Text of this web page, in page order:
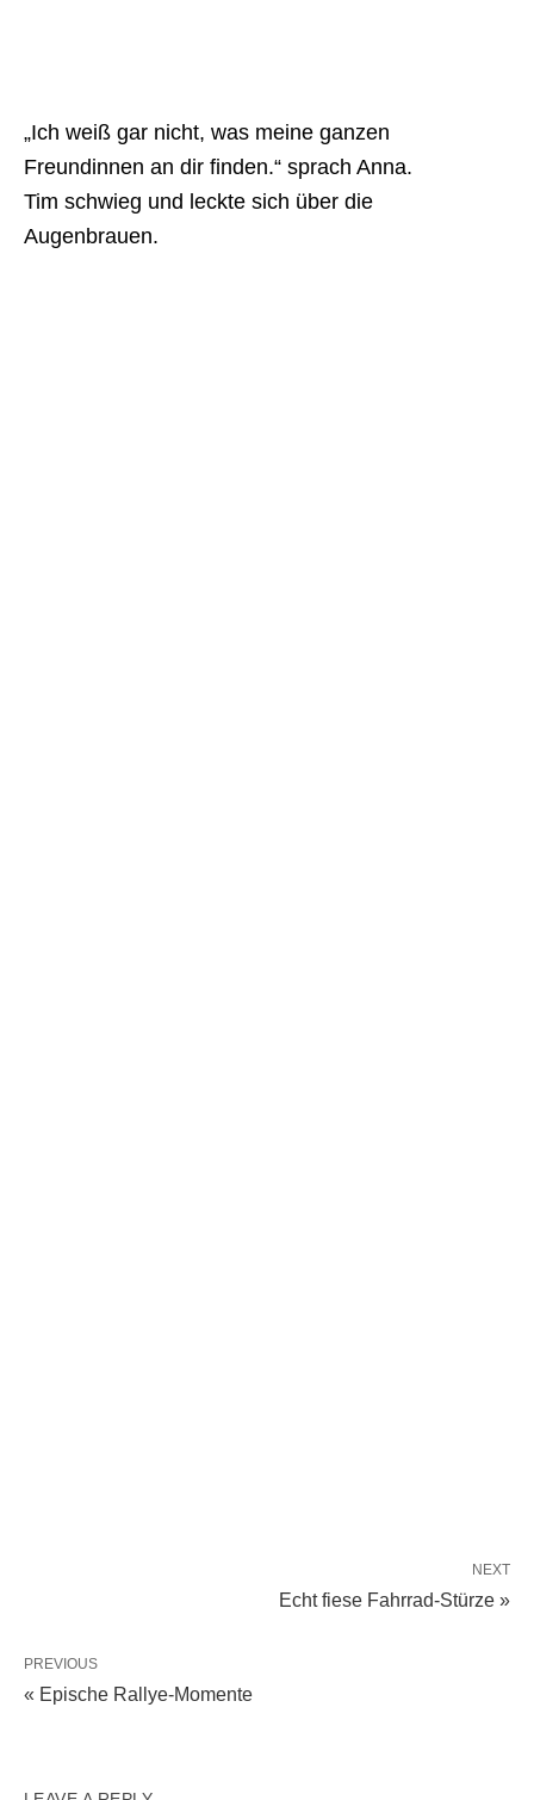
„Ich weiß gar nicht, was meine ganzen
Freundinnen an dir finden.“ sprach Anna.
Tim schwieg und leckte sich über die
Augenbrauen.
NEXT
Echt fiese Fahrrad-Stürze »
PREVIOUS
« Epische Rallye-Momente